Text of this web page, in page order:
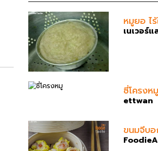
หมูยอ ไ
เนเวอร์
ซี่โครงหมู
ettwan
ขนมจีบ